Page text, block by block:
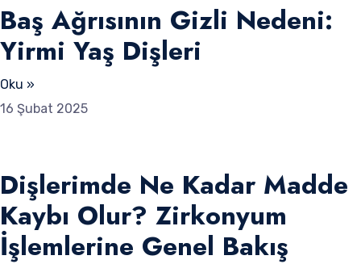
Baş Ağrısının Gizli Nedeni:
Yirmi Yaş Dişleri
Oku »
16 Şubat 2025
Dişlerimde Ne Kadar Madde
Kaybı Olur? Zirkonyum
İşlemlerine Genel Bakış